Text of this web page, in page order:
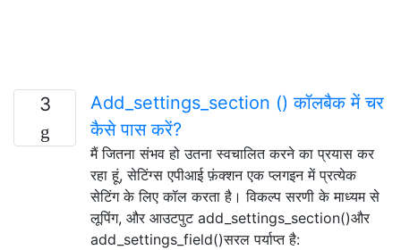
3
Add_settings_section () कॉलबैक में चर
कैसे पास करें?
मैं जितना संभव हो उतना स्वचालित करने का प्रयास कर
रहा हूं, सेटिंग्स एपीआई फ़ंक्शन एक प्लगइन में प्रत्येक
सेटिंग के लिए कॉल करता है। विकल्प सरणी के माध्यम से
लूपिंग, और आउटपुट add_settings_section()और
add_settings_field()सरल पर्याप्त है: